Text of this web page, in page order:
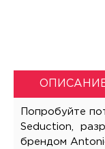
Попробуйте
Seduction,
брендом